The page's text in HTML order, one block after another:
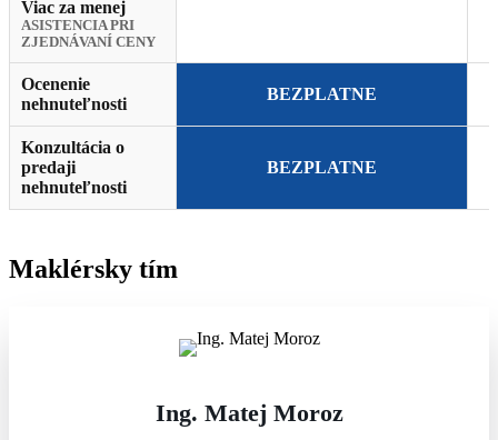
Viac za menej
ASISTENCIA PRI
ZJEDNÁVANÍ CENY
Ocenenie
nehnuteľnosti
BEZPLATNE
Konzultácia o
predaji
nehnuteľnosti
BEZPLATNE
Maklérsky tím
Ing. Matej Moroz​